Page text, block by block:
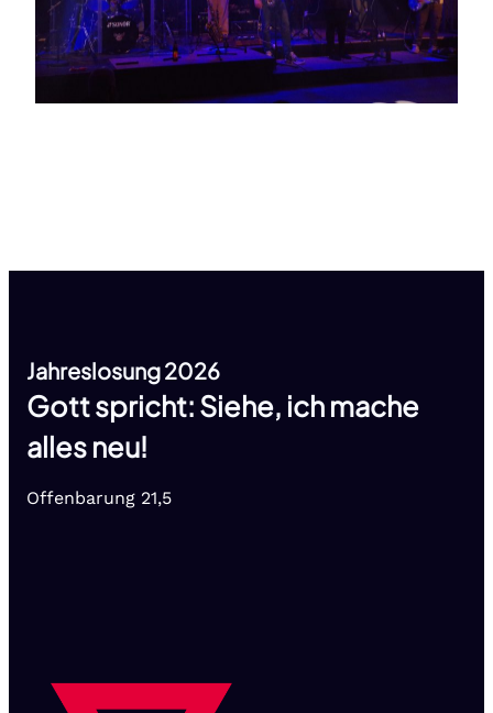
Jahreslosung 2026
Gott spricht: Siehe, ich mache
alles neu!
Offenbarung 21,5